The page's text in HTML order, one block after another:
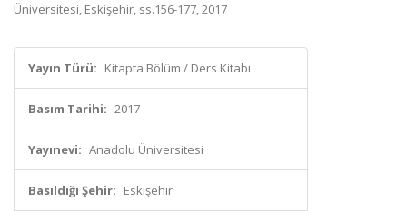
Üniversitesi, Eskişehir, ss.156-177, 2017
Yayın Türü: Kitapta Bölüm / Ders Kitabı
Basım Tarihi: 2017
Yayınevi: Anadolu Üniversitesi
Basıldığı Şehir: Eskişehir